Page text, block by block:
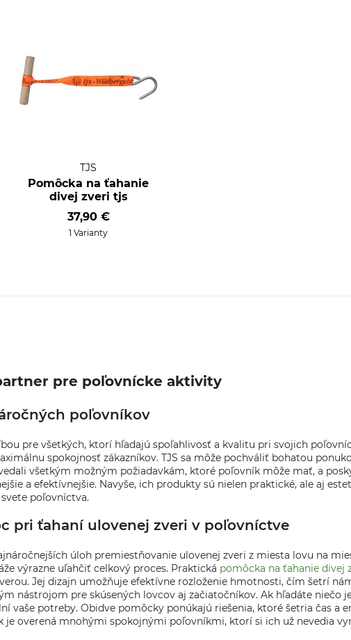
TJS
Pomôcka na ťahanie
divej zveri tjs
37,90 €
1 Varianty
pre poľovnícke aktivity
poľovníkov
pre všetkých, ktorí hľadajú spoľahlivosť a kvalitu pri svojich
spokojnosť zákazníkov. TJS sa môže pochváliť bohatou
všetkým možným požiadavkám, ktoré poľovník môže mať, a
a efektívnejšie. Navyše, ich produkty sú nielen praktické, ale aj
poľovníctva.
pri ťahaní ulovenej zveri v poľovníctve
úloh premiestňovanie ulovenej zveri z miesta lovu na
výrazne uľahčiť celkový proces. Praktická pomôcka na ťahanie divej
Jej dizajn umožňuje efektívne rozloženie hmotnosti, čím šetrí
nástrojom pre skúsených lovcov aj začiatočníkov. Ak hľadáte niečo
vaše potreby. Obidve pomôcky ponúkajú riešenia, ktoré šetria čas a
overená mnohými spokojnými poľovníkmi, ktorí si ich už nevedia